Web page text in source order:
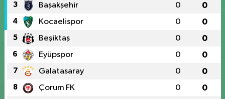
3 Başakşehir 0 0
4 Kocaelispor 0 0
5 Beşiktaş 0 0
6 Eyüpspor 0 0
7 Galatasaray 0 0
8 Çorum FK 0 0